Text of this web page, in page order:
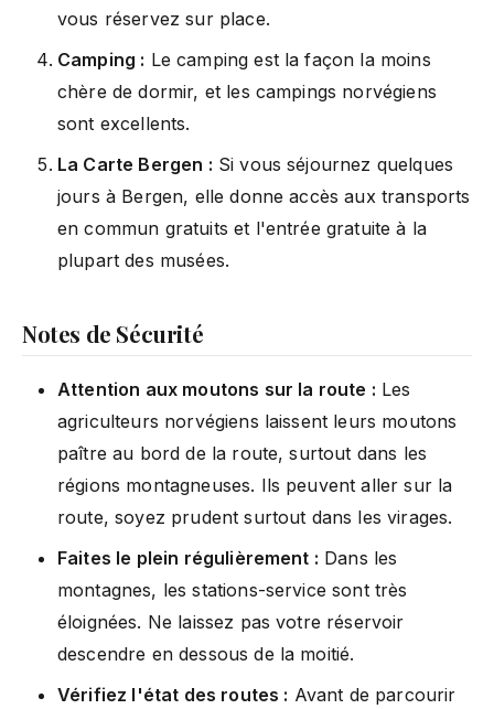
vous réservez sur place.
Camping : Le camping est la façon la moins
chère de dormir, et les campings norvégiens
sont excellents.
La Carte Bergen : Si vous séjournez quelques
jours à Bergen, elle donne accès aux transports
en commun gratuits et l'entrée gratuite à la
plupart des musées.
Notes de Sécurité
Attention aux moutons sur la route : Les
agriculteurs norvégiens laissent leurs moutons
paître au bord de la route, surtout dans les
régions montagneuses. Ils peuvent aller sur la
route, soyez prudent surtout dans les virages.
Faites le plein régulièrement : Dans les
montagnes, les stations-service sont très
éloignées. Ne laissez pas votre réservoir
descendre en dessous de la moitié.
Vérifiez l'état des routes : Avant de parcourir